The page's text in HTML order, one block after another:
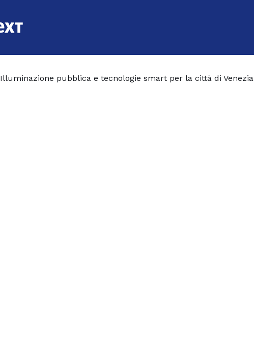
Illuminazione pubblica e tecnologie smart per la città di Venezia